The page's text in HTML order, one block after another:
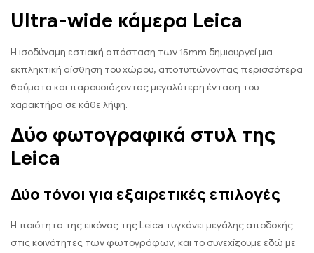
Ultra-wide κάμερα Leica
Η ισοδύναμη εστιακή απόσταση των 15mm δημιουργεί μια
εκπληκτική αίσθηση του χώρου, αποτυπώνοντας περισσότερα
θαύματα και παρουσιάζοντας μεγαλύτερη ένταση του
χαρακτήρα σε κάθε λήψη.
Δύο φωτογραφικά στυλ της
Leica
Δύο τόνοι για εξαιρετικές επιλογές
Η ποιότητα της εικόνας της Leica τυγχάνει μεγάλης αποδοχής
στις κοινότητες των φωτογράφων, και το συνεχίζουμε εδώ με